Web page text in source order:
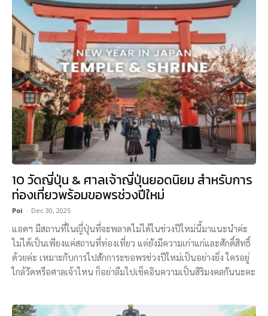
10 วัดญี่ปุ่น & ศาลเจ้าญี่ปุ่นยอดนิยม สำหรับการ
ท่องเที่ยวพร้อมขอพรช่วงปีใหม่
Poi - Dec 30, 2025
แอดฯ มีสถานที่ในญี่ปุ่นที่จะพลาดไม่ได้ในช่วงปีใหม่นี้มาแนะนำค่ะ
ไม่ได้เป็นเพียงแค่สถานที่ท่องเที่ยว แต่ยังมีความเก่าแก่และศักดิ์สิทธิ์
ด้วยค่ะ เหมาะกับการไปสักการะขอพรช่วงปีใหม่เป็นอย่างยิ่ง ใครอยู่
ใกล้วัดหรือศาลเจ้าไหน ก็อย่าลืมไปเช็คอินความเป็นสิริมงคลกันนะคะ